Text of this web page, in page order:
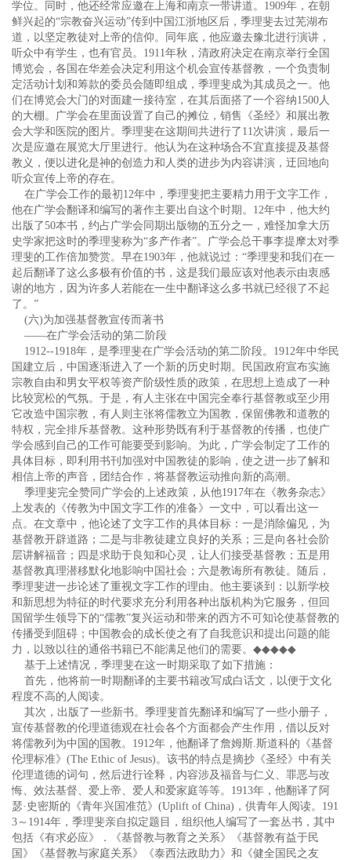
学位。同时，他还经常应邀在上海和南京一带讲道。1909年，在朝
鲜兴起的“宗教奋兴运动”传到中国江浙地区后，季理斐去过芜湖布
道，以坚定教徒对上帝的信仰。同年底，他应邀去豫北进行演讲，
听众中有学生，也有官员。1911年秋，清政府决定在南京举行全国
博览会，各国在华差会决定利用这个机会宣传基督教，一个负责制
定活动计划和筹款的委员会随即组成，季理斐成为其成员之一。他
们在博览会大门的对面建一接待室，在其后面搭了一个容纳1500人
的大棚。广学会在里面设置了自己的摊位，销售《圣经》和展出教
会大学和医院的图片。季理斐在这期间共进行了11次讲演，最后一
次是应邀在展览大厅里进行。他认为在这种场合不宜直接提及基督
教义，便以进化是神的创造力和人类的进步为内容讲演，迂回地向
听众宣传上帝的存在。
在广学会工作的最初12年中，季理斐把主要精力用于文字工作，
他在广学会翻译和编写的著作主要出自这个时期。12年中，他大约
出版了50本书，约占广学会同期出版物的五分之一，难怪加拿大历
史学家把这时的季理斐称为“多产作者”。广学会总干事李提摩太对季
理斐的工作倍加赞赏。早在1903年，他就说过：“季理斐和我们在一
起后翻译了这么多极有价值的书，这是我们最应该对他表示由衷感
谢的地方，因为许多人若能在一生中翻译这么多书就已经很了不起
了。”
(六)为加强基督教宣传而著书
——在广学会活动的第二阶段
1912--1918年，是季理斐在广学会活动的第二阶段。1912年中华民
国建立后，中国逐渐进入了一个新的历史时期。民国政府宣布实施
宗教自由和男女平权等资产阶级性质的政策，在思想上造成了一种
比较宽松的气氛。于是，有人主张在中国完全奉行基督教或至少用
它改造中国宗教，有人则主张将儒教立为国教，保留佛教和道教的
特权，完全排斥基督教。这种形势既有利于基督教的传播，也使广
学会感到自己的工作可能要受到影响。为此，广学会制定了工作的
具体目标，即利用书刊加强对中国教徒的影响，使之进一步了解和
相信上帝的声音，团结合作，将基督教运动推向新的高潮。
季理斐完全赞同广学会的上述政策，从他1917年在《教务杂志》
上发表的《传教为中国文字工作的准备》一文中，可以看出这一
点。在文章中，他论述了文字工作的具体目标：一是消除偏见，为
基督教开辟道路；二是与非教徒建立良好的关系；三是向各社会阶
层讲解福音；四是求助于良知和心灵，让人们接受基督教；五是用
基督教真理潜移默化地影响中国社会；六是教诲所有教徒。随后，
季理斐进一步论述了重视文字工作的理由。他主要谈到：以新学校
和新思想为特征的时代要求充分利用各种出版机构为它服务，但回
国留学生领导下的“儒教”复兴运动和带来的西方不可知论使基督教的
传播受到阻碍；中国教会的成长使之有了自我意识和提出问题的能
力，以致以往的通俗书籍已不能满足他们的需要。 ◆◆◆◆◆
基于上述情况，季理斐在这一时期采取了如下措施：
首先，他将前一时期翻译的主要书籍改写成白话文，以便于文化
程度不高的人阅读。
其次，出版了一些新书。季理斐首先翻译和编写了一些小册子，
宣传基督教的伦理道德观在社会各个方面都会产生作用，借以反对
将儒教列为中国的国教。1912年，他翻译了詹姆斯.斯道科的《基督
伦理标准》(The Ethic of Jesus)。该书的特点是摘抄《圣经》中有关
伦理道德的词句，然后进行诠释，内容涉及福音与仁义、罪恶与改
悔、效法基督、爱上帝、爱人和爱家庭等等。1913年，他翻译了阿
瑟·史密斯的《青年兴国准范》(Uplift of China)，供青年人阅读。191
3～1914年，季理斐亲自拟定题目，组织他人编写了一套丛书，其中
包括《有求必应》．《基督教与教育之关系》《基督教有益于民
国》《基督教与家庭关系》《泰西法政助力》和《健全国民之友